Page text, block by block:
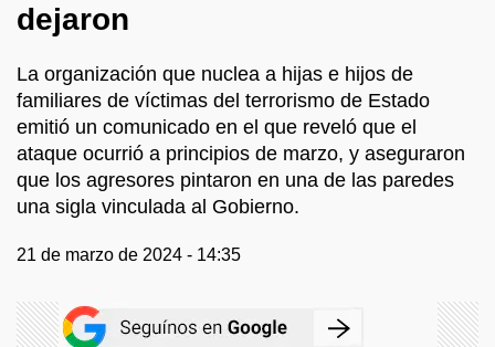
dejaron
La organización que nuclea a hijas e hijos de
familiares de víctimas del terrorismo de Estado
emitió un comunicado en el que reveló que el
ataque ocurrió a principios de marzo, y aseguraron
que los agresores pintaron en una de las paredes
una sigla vinculada al Gobierno.
21 de marzo de 2024 - 14:35